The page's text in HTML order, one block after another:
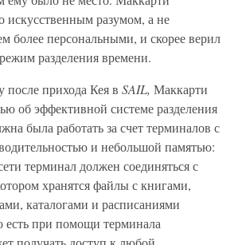
искусственным разумом, а не
более персональными, и скорее верил
разделения времени.
после прихода Кея в SAIL, Маккарти
об эффективной системе разделения
была работать за счет терминалов с
и небольшой памятью:
терминал должен соединяться с
хранятся файлы с книгами,
каталогами и расписаниями
есть при помощи терминала